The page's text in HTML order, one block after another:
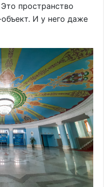
пространство
И у него даже